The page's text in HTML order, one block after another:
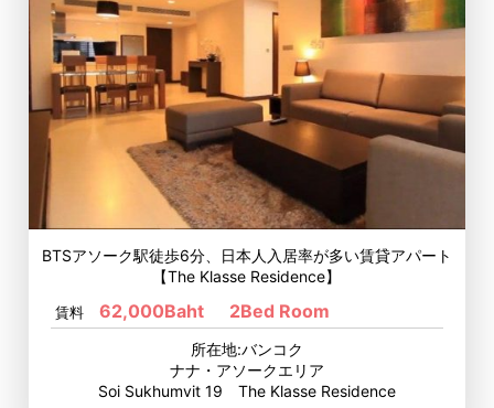
BTSアソーク駅徒歩6分、日本人入居率が多い賃貸アパート
【The Klasse Residence】
賃料 62,000Baht 2Bed Room
所在地:バンコク
ナナ・アソークエリア
Soi Sukhumvit 19 The Klasse Residence